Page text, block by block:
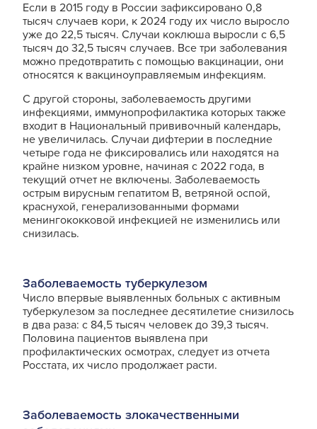
Если в 2015 году в России зафиксировано 0,8
тысяч случаев кори, к 2024 году их число выросло
уже до 22,5 тысяч. Случаи коклюша выросли с 6,5
тысяч до 32,5 тысяч случаев. Все три заболевания
можно предотвратить с помощью вакцинации, они
относятся к вакциноуправляемым инфекциям.
С другой стороны, заболеваемость другими
инфекциями, иммунопрофилактика которых также
входит в Национальный прививочный календарь,
не увеличилась. Случаи дифтерии в последние
четыре года не фиксировались или находятся на
крайне низком уровне, начиная с 2022 года, в
текущий отчет не включены. Заболеваемость
острым вирусным гепатитом В, ветряной оспой,
краснухой, генерализованными формами
менингококковой инфекцией не изменились или
снизилась.
Заболеваемость туберкулезом
Число впервые выявленных больных с активным
туберкулезом за последнее десятилетие снизилось
в два раза: с 84,5 тысяч человек до 39,3 тысяч.
Половина пациентов выявлена при
профилактических осмотрах, следует из отчета
Росстата, их число продолжает расти.
Заболеваемость злокачественными